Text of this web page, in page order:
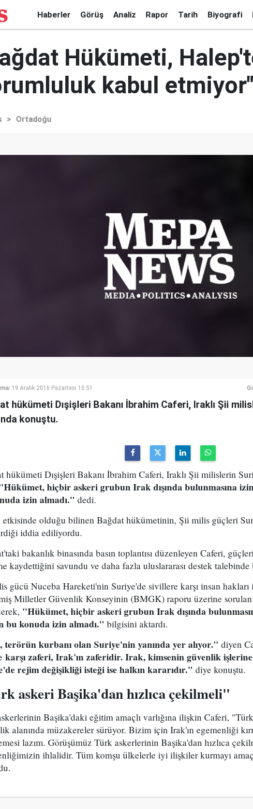
Haberler Görüş Analiz Rapor Tarih Biyografi
Hükümeti,
kabul etmiyor"
> Ortadoğu
19 Aralık 2016 Pazartesi 10:51
hükümeti Dışişleri Bakanı İbrahim Caferi, Iraklı Şii
konuştu.
hükümeti Dışişleri Bakanı İbrahim Caferi, Iraklı Şii milislerin
hiçbir askeri grubun Irak dışında bulunmasına
izin almadı." dedi.
etkisinde olduğu bilinen Bağdat hükümetinin, Şii milis güçleri
iddia ediliyordu.
bakanlık binasında basın toplantısı düzenleyen Caferi,
kaydettiğini savundu ve daha fazla uluslararası destek
gücü Nuceba Hareketi'nin Suriye'de sivillere karşı insan
Milletler Güvenlik Konseyinin (BMGK) raporu üzerine
"Hükümet, hiçbir askeri grubun Irak dışında
bu konuda izin almadı." bilgisini aktardı.
kurbanı olan Suriye'nin yanında yer alıyor." diyen
karşı zaferi, Irak'ın zaferidir. Irak, kimsenin güvenlik
rejim değişikliği isteği ise halkın kararıdır." diye konuştu.
askeri Başika'dan hızlıca çekilmeli"
Başika'daki eğitim amaçlı varlığına ilişkin Caferi,
alanında müzakereler sürüyor. Bizim için Irak'ın egemenliği
lazım. Görüşümüz Türk askerlerinin Başika'dan hızlıca
ihlalidir. Tüm komşu ülkelerle iyi ilişkiler kurmayı